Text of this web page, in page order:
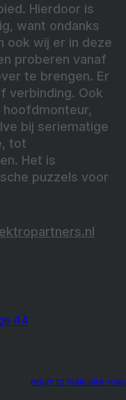
Hierdoor is
want ondanks
ook wij er in deze
proberen vanaf
te brengen. Er
verbinding. Ook
bij seriematige
tot
Het is
puzzels voor
44
return to main site-map